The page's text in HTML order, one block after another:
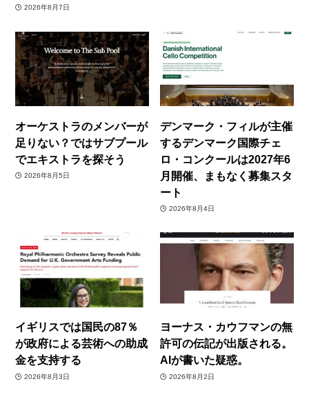
2026年8月7日
オーケストラのメンバーが
足りない？ではサブプール
でエキストラを探そう
2026年8月5日
デンマーク・フィルが主催
するデンマーク国際チェ
ロ・コンクールは2027年6
月開催、まもなく募集スタ
ート
2026年8月4日
イギリスでは国民の87％
が政府による芸術への助成
金を支持する
2026年8月3日
ヨーナス・カウフマンの無
許可の伝記が出版される。
AIが書いた疑惑。
2026年8月2日